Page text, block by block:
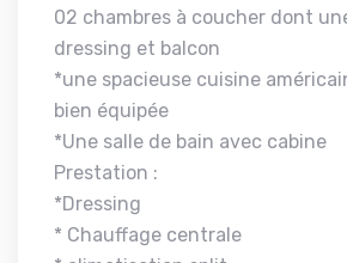
02 chambres à coucher dont
dressing et balcon
*une spacieuse cuisine
bien équipée
*Une salle de bain avec cabine
Prestation :
*Dressing
* Chauffage centrale